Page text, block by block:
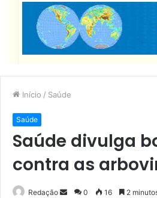
Início / Saúde
Saúde
Saúde divulga
contra as
Redação
Mande
0 16 2